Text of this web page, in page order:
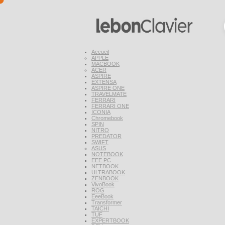
Accueil
APPLE
MACBOOK
ACER
ASPIRE
EXTENSA
ASPIRE ONE
TRAVELMATE
FERRARI
FERRARI ONE
ICONIA
Chromebook
SPIN
NITRO
PREDATOR
SWIFT
ASUS
NOTEBOOK
EEE PC
NETBOOK
ULTRABOOK
ZENBOOK
VivoBook
ROG
EeeBook
Transformer
TAICHI
TUF
EXPERTBOOK